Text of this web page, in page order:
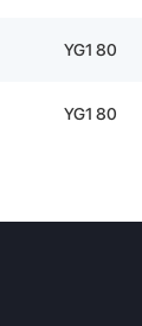
YG1 80
YG1 80